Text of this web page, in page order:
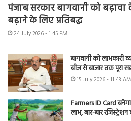
पंजाब सरकार बागवानी को
बढ़ाने के लिए प्रतिबद्ध
24 July 2026 - 1:45 PM
बागवानी को लाभकारी
बीज से बाजार तक पूरा
15 July 2026 - 11:43 AM
Farmers ID Card
लाभ, बार-बार